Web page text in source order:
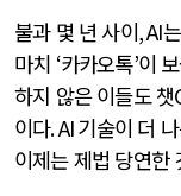
불과 몇 년 사이, AI
마치 ‘카카오톡’이
하지 않은 이들도 챗
이다. AI기술이 더
이제는 제법 당연한